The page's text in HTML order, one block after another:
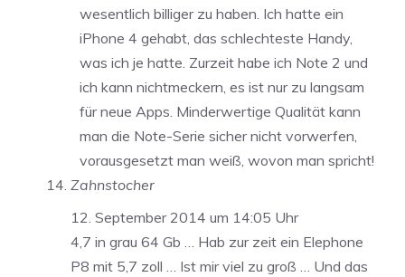
wesentlich billiger zu haben. Ich hatte ein
iPhone 4 gehabt, das schlechteste Handy,
was ich je hatte. Zurzeit habe ich Note 2 und
ich kann nichtmeckern, es ist nur zu langsam
für neue Apps. Minderwertige Qualität kann
man die Note-Serie sicher nicht vorwerfen,
vorausgesetzt man weiß, wovon man spricht!
Zahnstocher
12. September 2014 um 14:05 Uhr
4,7 in grau 64 Gb … Hab zur zeit ein Elephone
P8 mit 5,7 zoll … Ist mir viel zu groß … Und das